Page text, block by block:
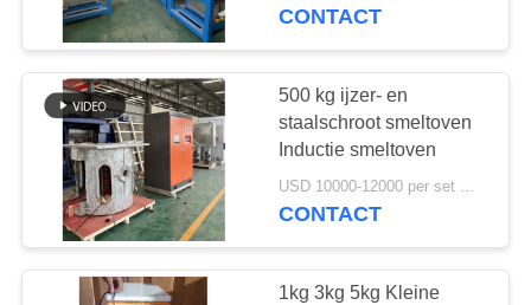
ONS
NIEUWS
VERZOEK
OM EEN
CITAAT
Kleine Inductie
Smeltende Oven
CONTACT
500 kg ijzer- en
staalschroot smeltoven
Inductie smeltoven
USD 10000-12000 per set MOQ:1 set
CONTACT
1kg 3kg 5kg Kleine